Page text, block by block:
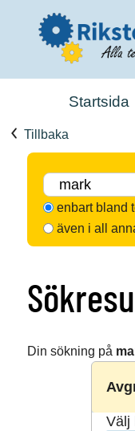
Startsida
Tillbaka
enbart bland
även i all
Din sökning på
Välj